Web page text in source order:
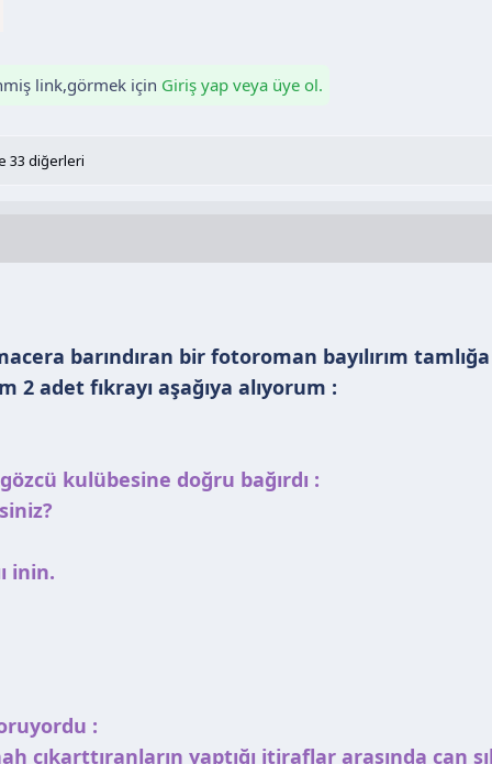
link,görmek için Giriş yap veya üye ol.
33 diğerleri
barındıran bir fotoroman bayılırım
2 adet fıkrayı aşağıya alıyorum :
kulübesine doğru bağırdı :
inin.
:
çıkarttıranların yaptığı itiraflar arasında can